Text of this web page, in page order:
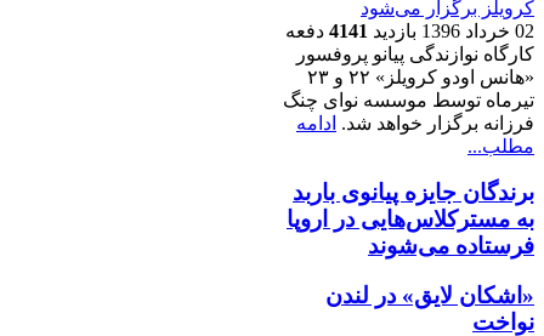
02 خرداد 1396 بازدید 4141 دفعه
کارگاه نوازندگی پیانو پروفسور
«هانس اودو کرویلز» ۲۲ و ۲۳
تیرماه توسط موسسه نوای چنگ
فرزانه برگزار خواهد شد. ادامه
مطلب...
برندگان جایزه پیانوی باربد
به مسترکلاس‌هایی در اروپا
فرستاده می‌شوند
«اشکان لایق» در لندن
نواخت